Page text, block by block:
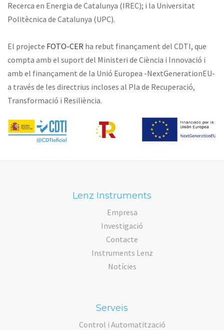
Recerca en Energia de Catalunya (IREC); i la Universitat
Politècnica de Catalunya (UPC).
El projecte FOTO-CER ha rebut finançament del CDTI, que
compta amb el suport del Ministeri de Ciència i Innovació i
amb el finançament de la Unió Europea -NextGenerationEU-
a través de les directrius incloses al Pla de Recuperació,
Transformació i Resiliència.
Lenz Instruments
Empresa
Investigació
Contacte
Instruments Lenz
Notícies
Serveis
Control i Automatització